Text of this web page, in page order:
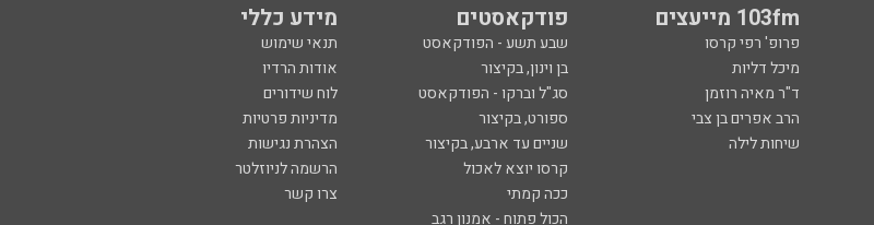
103fm מייעצים פודקאסטים מידע כללי
פרופ' רפי קרסו שבע תשע - הפודקאסט
תנאי שימוש
מיכל דליות בן וינון, בקיצור
אודות הרדיו
ד"ר מאיה רוזמן סג"ל וברקו - הפודקאסט
לוח שידורים
הרב אפרים בן צבי ספורט, בקיצור
מדיניות פרטיות
שיחות לילה שניים עד ארבע, בקיצור
הצהרת נגישות
קרסו יוצא לאכול
הרשמה לניוזלטר
ככה קמתי
צרו קשר
הכול פתוח - אמנון רגב